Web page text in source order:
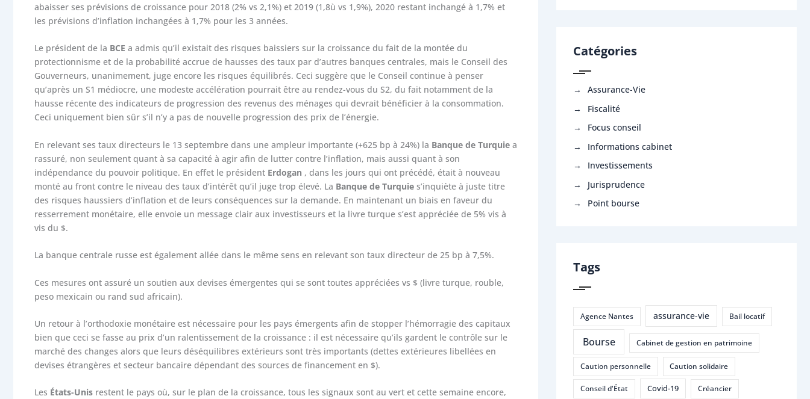
abaisser ses prévisions de croissance pour 2018 (2% vs 2,1%) et 2019 (1,8ù vs 1,9%), 2020 restant inchangé à 1,7% et
les prévisions d’inflation inchangées à 1,7% pour les 3 années.
Le président de la BCE a admis qu’il existait des risques baissiers sur la croissance du fait de la montée du
protectionnisme et de la probabilité accrue de hausses des taux par d’autres banques centrales, mais le Conseil des
Gouverneurs, unanimement, juge encore les risques équilibrés. Ceci suggère que le Conseil continue à penser
qu’après un S1 médiocre, une modeste accélération pourrait être au rendez-vous du S2, du fait notamment de la
hausse récente des indicateurs de progression des revenus des ménages qui devrait bénéficier à la consommation.
Ceci uniquement bien sûr s’il n’y a pas de nouvelle progression des prix de l’énergie.
En relevant ses taux directeurs le 13 septembre dans une ampleur importante (+625 bp à 24%) la Banque de Turquie a
rassuré, non seulement quant à sa capacité à agir afin de lutter contre l’inflation, mais aussi quant à son
indépendance du pouvoir politique. En effet le président Erdogan , dans les jours qui ont précédé, était à nouveau
monté au front contre le niveau des taux d’intérêt qu’il juge trop élevé. La Banque de Turquie s’inquiète à juste titre
des risques haussiers d’inflation et de leurs conséquences sur la demande. En maintenant un biais en faveur du
resserrement monétaire, elle envoie un message clair aux investisseurs et la livre turque s’est appréciée de 5% vis à
vis du $.
La banque centrale russe est également allée dans le même sens en relevant son taux directeur de 25 bp à 7,5%.
Ces mesures ont assuré un soutien aux devises émergentes qui se sont toutes appréciées vs $ (livre turque, rouble,
peso mexicain ou rand sud africain).
Un retour à l’orthodoxie monétaire est nécessaire pour les pays émergents afin de stopper l’hémorragie des capitaux
bien que ceci se fasse au prix d’un ralentissement de la croissance : il est nécessaire qu’ils gardent le contrôle sur le
marché des changes alors que leurs déséquilibres extérieurs sont très importants (dettes extérieures libellées en
devises étrangères et secteur bancaire dépendant des sources de financement en $).
Les États-Unis restent le pays où, sur le plan de la croissance, tous les signaux sont au vert et cette semaine encore,
Catégories
Assurance-Vie
Fiscalité
Focus conseil
Informations cabinet
Investissements
Jurisprudence
Point bourse
Tags
Agence Nantes assurance-vie Bail locatif
Bourse Cabinet de gestion en patrimoine
Caution personnelle Caution solidaire
Conseil d'État Covid-19 Créancier